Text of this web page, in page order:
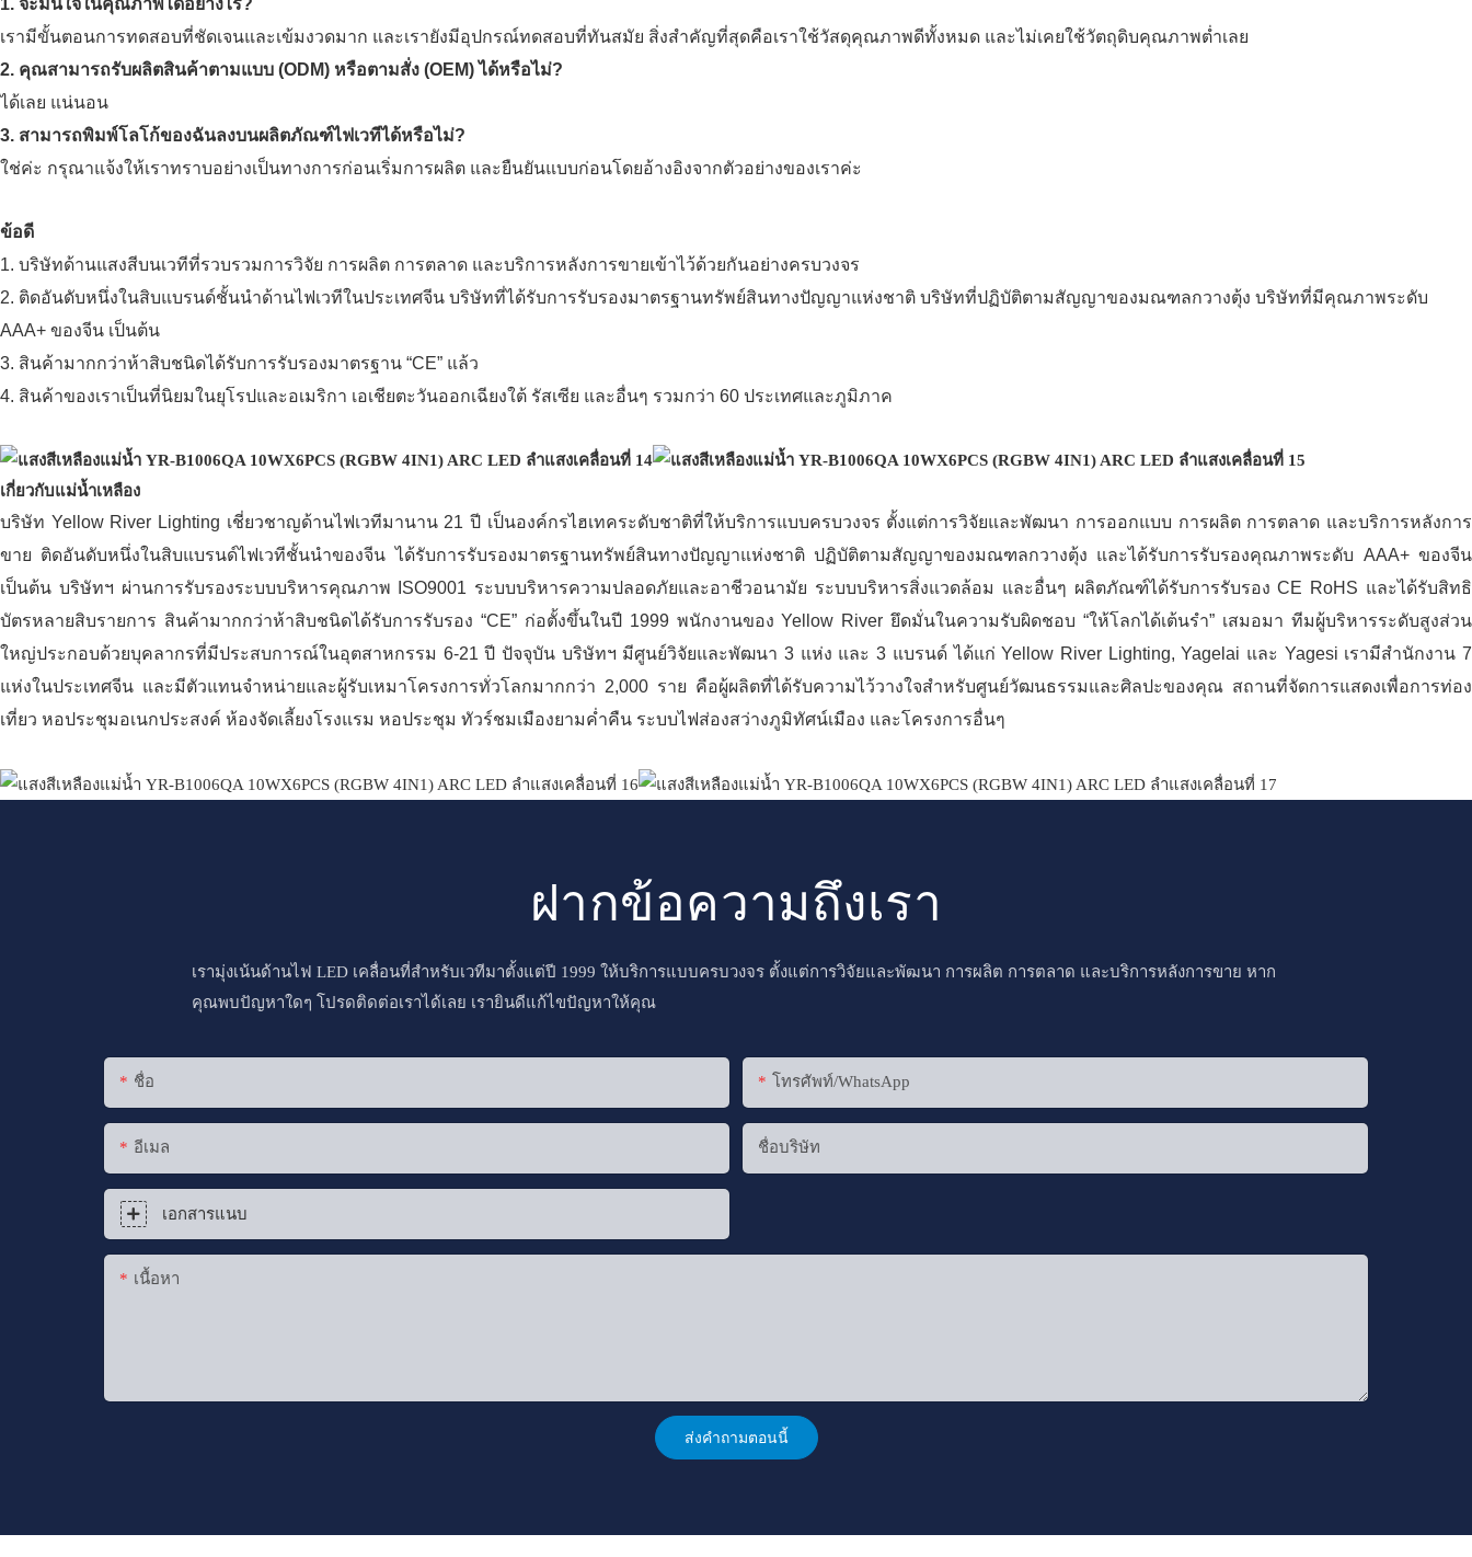
เรามีขั้นตอนการทดสอบที่ชัดเจนและเข้มงวดมาก และเรายังมีอุปกรณ์ทดสอบที่ทันสมัย ​​สิ่งสำคัญที่สุดคือเราใช้วัสดุคุณภาพดีทั้งหมด และไม่เคยใช้วัตถุดิบคุณภาพต่ำเลย
2. คุณสามารถรับผลิตสินค้าตามแบบ (ODM) หรือตามสั่ง (OEM) ได้หรือไม่?
ได้เลย แน่นอน
3. สามารถพิมพ์โลโก้ของฉันลงบนผลิตภัณฑ์ไฟเวทีได้หรือไม่?
ใช่ค่ะ กรุณาแจ้งให้เราทราบอย่างเป็นทางการก่อนเริ่มการผลิต และยืนยันแบบก่อนโดยอ้างอิงจากตัวอย่างของเราค่ะ
ข้อดี
1. บริษัทด้านแสงสีบนเวทีที่รวบรวมการวิจัย การผลิต การตลาด และบริการหลังการขายเข้าไว้ด้วยกันอย่างครบวงจร
2. ติดอันดับหนึ่งในสิบแบรนด์ชั้นนำด้านไฟเวทีในประเทศจีน บริษัทที่ได้รับการรับรองมาตรฐานทรัพย์สินทางปัญญาแห่งชาติ บริษัทที่ปฏิบัติตามสัญญาของมณฑลกวางตุ้ง บริษัทที่มีคุณภาพระดับ
AAA+ ของจีน เป็นต้น
3. สินค้ามากกว่าห้าสิบชนิดได้รับการรับรองมาตรฐาน “CE” แล้ว
4. สินค้าของเราเป็นที่นิยมในยุโรปและอเมริกา เอเชียตะวันออกเฉียงใต้ รัสเซีย และอื่นๆ รวมกว่า 60 ประเทศและภูมิภาค
เกี่ยวกับแม่น้ำเหลือง
บริษัท Yellow River Lighting เชี่ยวชาญด้านไฟเวทีมานาน 21 ปี เป็นองค์กรไฮเทคระดับชาติที่ให้บริการแบบครบวงจร ตั้งแต่การวิจัยและพัฒนา การออกแบบ การผลิต การตลาด และบริการหลังการ
ขาย ติดอันดับหนึ่งในสิบแบรนด์ไฟเวทีชั้นนำของจีน ได้รับการรับรองมาตรฐานทรัพย์สินทางปัญญาแห่งชาติ ปฏิบัติตามสัญญาของมณฑลกวางตุ้ง และได้รับการรับรองคุณภาพระดับ AAA+ ของจีน
เป็นต้น บริษัทฯ ผ่านการรับรองระบบบริหารคุณภาพ ISO9001 ระบบบริหารความปลอดภัยและอาชีวอนามัย ระบบบริหารสิ่งแวดล้อม และอื่นๆ ผลิตภัณฑ์ได้รับการรับรอง CE RoHS และได้รับสิทธิ
บัตรหลายสิบรายการ สินค้ามากกว่าห้าสิบชนิดได้รับการรับรอง “CE” ก่อตั้งขึ้นในปี 1999 พนักงานของ Yellow River ยึดมั่นในความรับผิดชอบ “ให้โลกได้เต้นรำ” เสมอมา ทีมผู้บริหารระดับสูงส่วน
ใหญ่ประกอบด้วยบุคลากรที่มีประสบการณ์ในอุตสาหกรรม 6-21 ปี ปัจจุบัน บริษัทฯ มีศูนย์วิจัยและพัฒนา 3 แห่ง และ 3 แบรนด์ ได้แก่ Yellow River Lighting, Yagelai และ Yagesi เรามีสำนักงาน 7
แห่งในประเทศจีน และมีตัวแทนจำหน่ายและผู้รับเหมาโครงการทั่วโลกมากกว่า 2,000 ราย คือผู้ผลิตที่ได้รับความไว้วางใจสำหรับศูนย์วัฒนธรรมและศิลปะของคุณ สถานที่จัดการแสดงเพื่อการท่อง
เที่ยว หอประชุมอเนกประสงค์ ห้องจัดเลี้ยงโรงแรม หอประชุม ทัวร์ชมเมืองยามค่ำคืน ระบบไฟส่องสว่างภูมิทัศน์เมือง และโครงการอื่นๆ
ฝากข้อความถึงเรา
เรามุ่งเน้นด้านไฟ LED เคลื่อนที่สำหรับเวทีมาตั้งแต่ปี 1999 ให้บริการแบบครบวงจร ตั้งแต่การวิจัยและพัฒนา การผลิต การตลาด และบริการหลังการขาย หาก
คุณพบปัญหาใดๆ โปรดติดต่อเราได้เลย เรายินดีแก้ไขปัญหาให้คุณ
ชื่อ โทรศัพท์/WhatsApp
อีเมล ชื่อบริษัท
เอกสารแนบ
เนื้อหา
ส่งคำถามตอนนี้